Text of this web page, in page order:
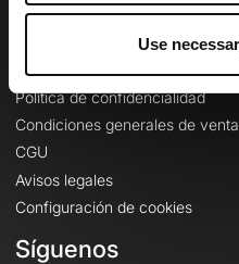
Use
Política de confidencialidad
Condiciones generales de venta
CGU
Avisos legales
Configuración de cookies
Síguenos